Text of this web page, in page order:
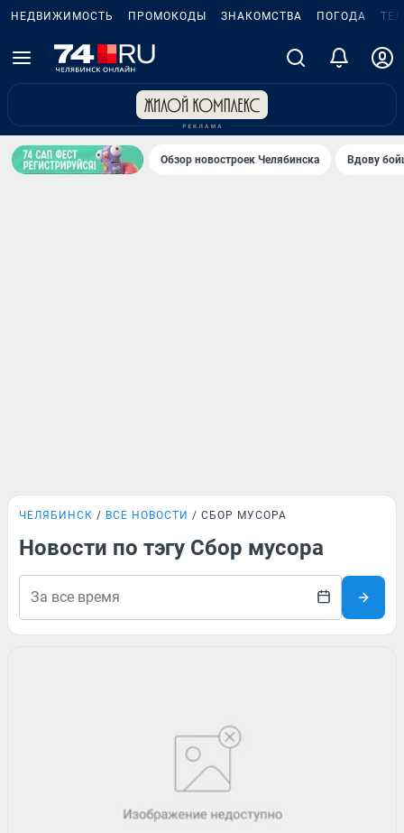
НЕДВИЖИМОСТЬ ПРОМОКОДЫ ЗНАКОМСТВА ПОГОДА
Обзор новостроек Челябинска Вдову
ЧЕЛЯБИНСК ВСЕ НОВОСТИ СБОР МУСОРА
Новости по тэгу Сбор мусора